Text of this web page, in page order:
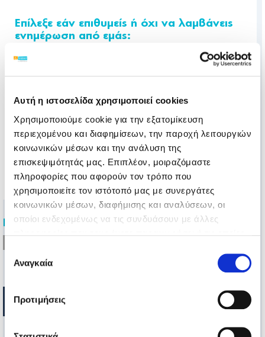
Αυτή η ιστοσελίδα χρησιμοποιεί cookies
Χρησιμοποιούμε cookie για την εξατομίκευση
περιεχομένου και διαφημίσεων, την παροχή λειτουργιών
κοινωνικών μέσων και την ανάλυση της
επισκεψιμότητάς μας. Επιπλέον, μοιραζόμαστε
πληροφορίες που αφορούν τον τρόπο που
χρησιμοποιείτε τον ιστότοπό μας με συνεργάτες
κοινωνικών μέσων, διαφήμισης και αναλύσεων, οι
οποίοι ενδεχομένως να τις συνδυάσουν με άλλες
των υπηρεσιών τους.
Επιλογή
συγκατάθεσης
Αναγκαία
Προτιμήσεις
Eπίλεξε εάν επιθυμείς ή όχι να λαμβάνεις
ενημέρωση από εμάς:
Όχι, δεν επιθυμώ να ενημερώνομαι για το
δράσεις της ΕΛΕΠΑΠ.
Αποφάσισα να υποστηρίξω μαθαίνοντας
για τη δράση της ΕΛΕΠΑΠ μέσω:
Επιλέξτε τρόπο πληρωμής